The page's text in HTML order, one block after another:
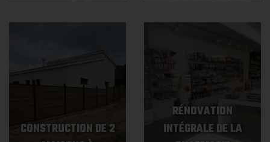
CONSTRUCTION DE 2
RÉNOVATION
INTÉGRALE DE LA